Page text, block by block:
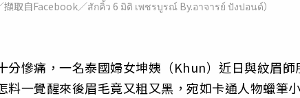
取自Facebook／สักคิ้ว 6 มิติ เพชรบูรณ์ By.อาจารย์ ปังปอนด์）
分慘痛，一名泰國婦女坤姨（Khun）近日與紋眉師
一覺醒來後眉毛竟又粗又黑，宛如卡通人物蠟筆